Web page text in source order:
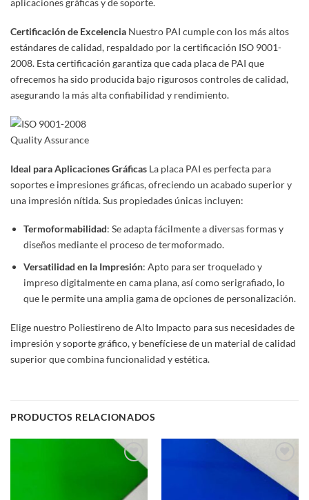
aplicaciones gráficas y de soporte.
Certificación de Excelencia Nuestro PAI cumple con los más altos
estándares de calidad, respaldado por la certificación ISO 9001-
2008. Esta certificación garantiza que cada placa de PAI que
ofrecemos ha sido producida bajo rigurosos controles de calidad,
asegurando la más alta confiabilidad y rendimiento.
ISO 9001-2008
Quality Assurance
Ideal para Aplicaciones Gráficas La placa PAI es perfecta para
soportes e impresiones gráficas, ofreciendo un acabado superior y
una impresión nítida. Sus propiedades únicas incluyen:
Termoformabilidad: Se adapta fácilmente a diversas formas y
diseños mediante el proceso de termoformado.
Versatilidad en la Impresión: Apto para ser troquelado y
impreso digitalmente en cama plana, así como serigrafiado, lo
que le permite una amplia gama de opciones de personalización.
Elige nuestro Poliestireno de Alto Impacto para sus necesidades de
impresión y soporte gráfico, y benefíciese de un material de calidad
superior que combina funcionalidad y estética.
PRODUCTOS RELACIONADOS
wishlist